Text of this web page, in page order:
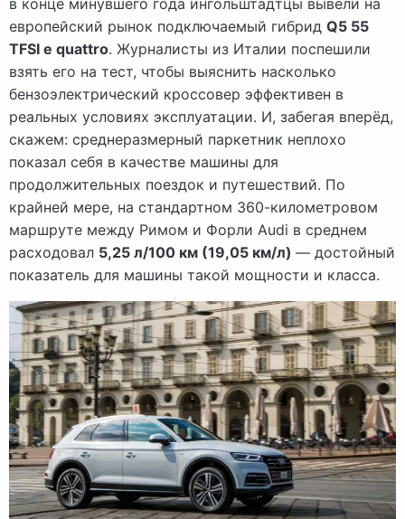
в конце минувшего года ингольштадтцы вывели на
европейский рынок подключаемый гибрид Q5 55
TFSI e quattro. Журналисты из Италии поспешили
взять его на тест, чтобы выяснить насколько
бензоэлектрический кроссовер эффективен в
реальных условиях эксплуатации. И, забегая вперёд,
скажем: среднеразмерный паркетник неплохо
показал себя в качестве машины для
продолжительных поездок и путешествий. По
крайней мере, на стандартном 360-километровом
маршруте между Римом и Форли Audi в среднем
расходовал 5,25 л/100 км (19,05 км/л) — достойный
показатель для машины такой мощности и класса.